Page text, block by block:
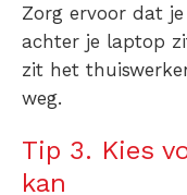
Zorg ervoor dat
achter je laptop
zit het
weg.
Tip 3. Kies
kan